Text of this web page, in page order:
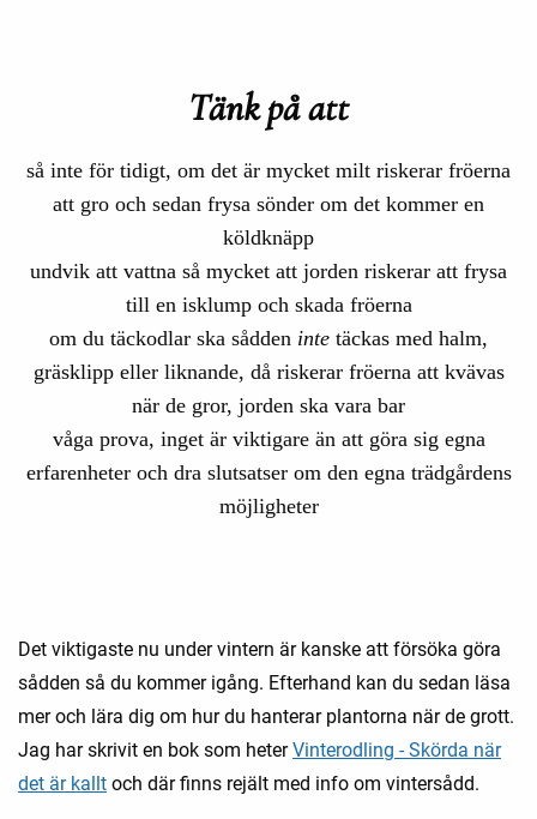
Tänk på att
så inte för tidigt, om det är mycket milt riskerar fröerna
att gro och sedan frysa sönder om det kommer en
köldknäpp
undvik att vattna så mycket att jorden riskerar att frysa
till en isklump och skada fröerna
om du täckodlar ska sådden inte täckas med halm,
gräsklipp eller liknande, då riskerar fröerna att kvävas
när de gror, jorden ska vara bar
våga prova, inget är viktigare än att göra sig egna
erfarenheter och dra slutsatser om den egna trädgårdens
möjligheter
Det viktigaste nu under vintern är kanske att försöka göra
sådden så du kommer igång. Efterhand kan du sedan läsa
mer och lära dig om hur du hanterar plantorna när de grott.
Jag har skrivit en bok som heterVinterodling - Skörda när
det är kallt och där finns rejält med info om vintersådd.